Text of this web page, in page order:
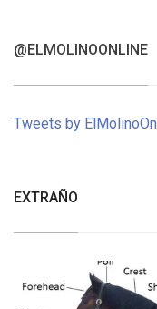
@ELMOLINOONLINE
Tweets by
EXTRAÑO